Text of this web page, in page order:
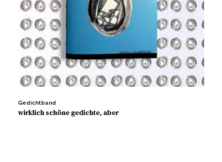
Gedichtband
wirklich schöne gedichte, aber